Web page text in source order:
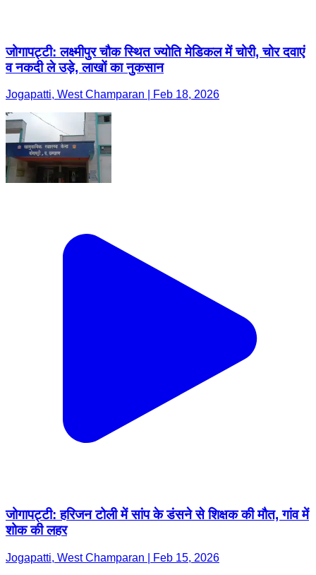
जोगापट्टी: लक्ष्मीपुर चौक स्थित ज्योति मेडिकल में चोरी, चोर दवाएं
व नकदी ले उड़े, लाखों का नुकसान
Jogapatti, West Champaran | Feb 18, 2026
जोगापट्टी: हरिजन टोली में सांप के डंसने से शिक्षक की मौत, गांव में
शोक की लहर
Jogapatti, West Champaran | Feb 15, 2026